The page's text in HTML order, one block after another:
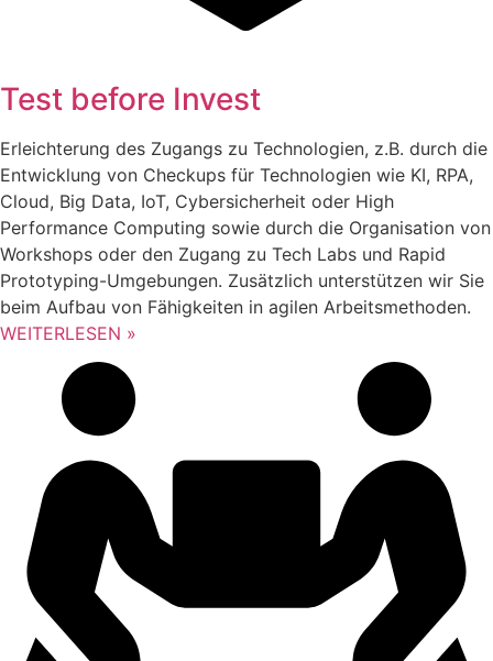
Test before Invest
Erleichterung des Zugangs zu Technologien, z.B. durch die
Entwicklung von Checkups für Technologien wie KI, RPA,
Cloud, Big Data, IoT, Cybersicherheit oder High
Performance Computing sowie durch die Organisation von
Workshops oder den Zugang zu Tech Labs und Rapid
Prototyping-Umgebungen. Zusätzlich unterstützen wir Sie
beim Aufbau von Fähigkeiten in agilen Arbeitsmethoden.
WEITERLESEN »